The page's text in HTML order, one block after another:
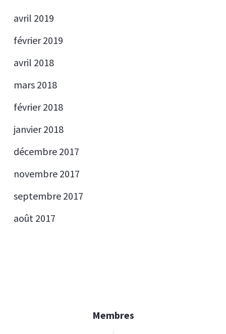
avril 2019
février 2019
avril 2018
mars 2018
février 2018
janvier 2018
décembre 2017
novembre 2017
septembre 2017
août 2017
Membres